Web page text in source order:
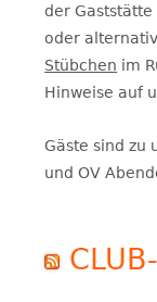
der Gaststätte
oder
Stübchen im
Hinweise auf
Gäste sind zu
und OV